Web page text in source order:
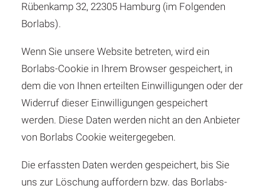
Rübenkamp 32, 22305 Hamburg (im Folgenden
Borlabs).
Wenn Sie unsere Website betreten, wird ein
Borlabs-Cookie in Ihrem Browser gespeichert, in
dem die von Ihnen erteilten Einwilligungen oder der
Widerruf dieser Einwilligungen gespeichert
werden. Diese Daten werden nicht an den Anbieter
von Borlabs Cookie weitergegeben.
Die erfassten Daten werden gespeichert, bis Sie
uns zur Löschung auffordern bzw. das Borlabs-